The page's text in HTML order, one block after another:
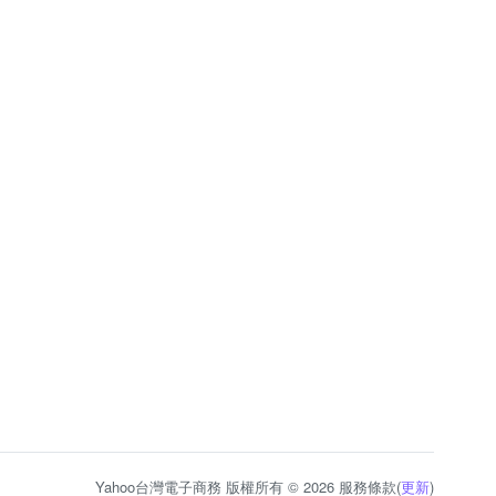
Yahoo台灣電子商務 版權所有 © 2026 服務條款(更新)